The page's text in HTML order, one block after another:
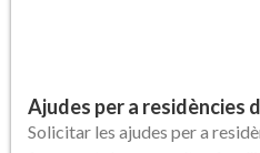
Ajudes per a residències
Solicitar les ajudes per a